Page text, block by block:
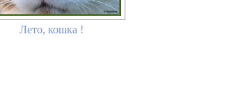
Лето, кошка !